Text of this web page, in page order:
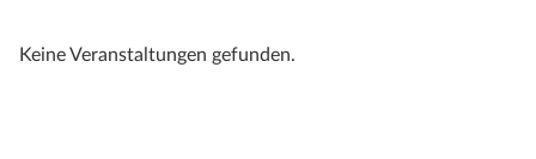
Keine Veranstaltungen gefunden.